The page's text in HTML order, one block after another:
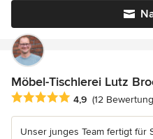
Möbel-Tischlerei Lutz
Durchschnittliche
4,9 (12
Unser junges Team fertigt für